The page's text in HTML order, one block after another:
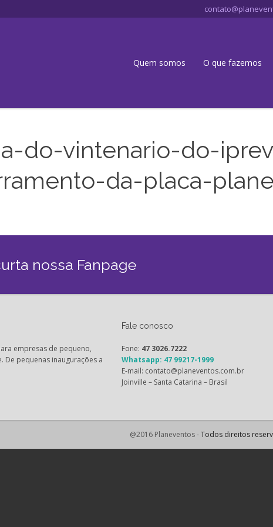
Quem somos O que fazemos
do-vintenario-do-
da-placa-
nossa Fanpage
empresas de pequeno,
De pequenas inaugurações a
Fale conosco
Fone: 47 3026.7222
Whatsapp: 47 99217-1999
E-mail: contato@planeventos.com.br
Joinville – Santa Catarina – Brasil
@2016 Planeventos -Todos direitos